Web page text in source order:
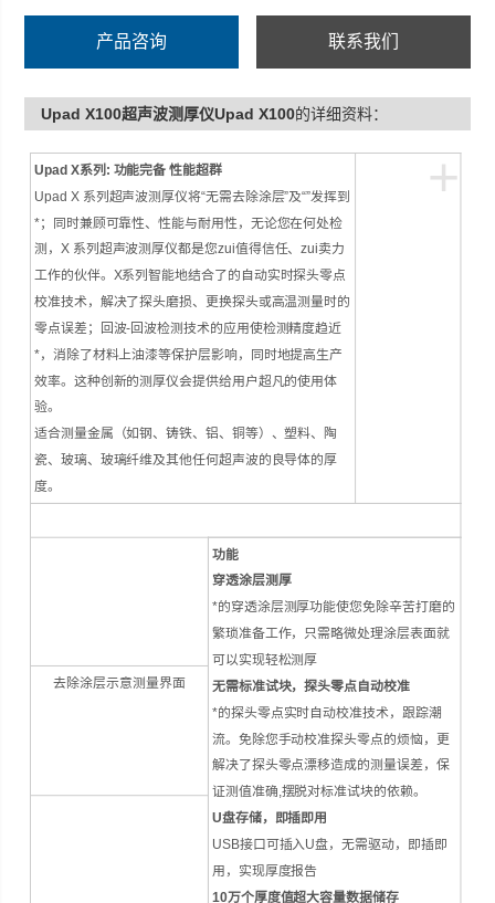
产品咨询 联系我们
Upad X100超声波测厚仪Upad X100的详细资料：
+
Upad X系列: 功能完备 性能超群
Upad X 系列超声波测厚仪将“无需去除涂层”及“”发挥到
*；同时兼顾可靠性、性能与耐用性，无论您在何处检
测，X 系列超声波测厚仪都是您zui值得信任、zui卖力
工作的伙伴。X系列智能地结合了的自动实时探头零点
校准技术，解决了探头磨损、更换探头或高温测量时的
零点误差；回波-回波检测技术的应用使检测精度趋近
*，消除了材料上油漆等保护层影响，同时地提高生产
效率。这种创新的测厚仪会提供给用户超凡的使用体
验。
适合测量金属（如钢、铸铁、铝、铜等）、塑料、陶
瓷、玻璃、玻璃纤维及其他任何超声波的良导体的厚
度。
功能
穿透涂层测厚
*的穿透涂层测厚功能使您免除辛苦打磨的
繁琐准备工作，只需略微处理涂层表面就
可以实现轻松测厚
无需标准试块，探头零点自动校准
*的探头零点实时自动校准技术，跟踪潮
流。免除您手动校准探头零点的烦恼，更
解决了探头零点漂移造成的测量误差，保
证测值准确,摆脱对标准试块的依赖。
U盘存储，即插即用
USB接口可插入U盘，无需驱动，即插即
用，实现厚度报告
10万个厚度值超大容量数据储存
去除涂层示意测量界面